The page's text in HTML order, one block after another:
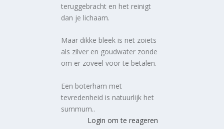
teruggebracht en het reinigt
dan je lichaam.
Maar dikke bleek is net zoiets
als zilver en goudwater zonde
om er zoveel voor te betalen.
Een boterham met
tevredenheid is natuurlijk het
summum..
Login om te reageren